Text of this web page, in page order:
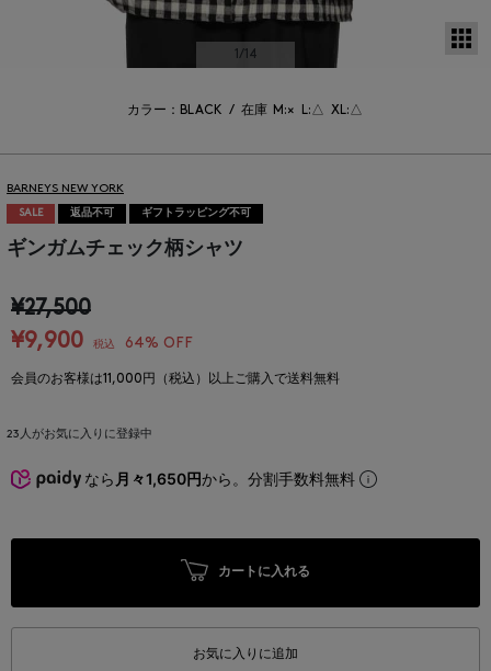
1/14
カラー：BLACK / 在庫 M:× L:△ XL:△
BARNEYS NEW YORK
SALE 返品不可 ギフトラッピング不可
ギンガムチェック柄シャツ
¥27,500
¥9,900
税込 64% OFF
会員のお客様は11,000円（税込）以上ご購入で送料無料
23 人がお気に入りに登録中
なら 月々1,650円から。分割手数料無料
カートに入れる
お気に入りに追加